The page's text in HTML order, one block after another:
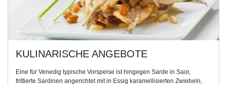
KULINARISCHE ANGEBOTE
Eine für Venedig typische Vorspeise ist hingegen Sarde in Saor,
frittierte Sardinen angerichtet mit in Essig karamellisierten Zwiebeln,